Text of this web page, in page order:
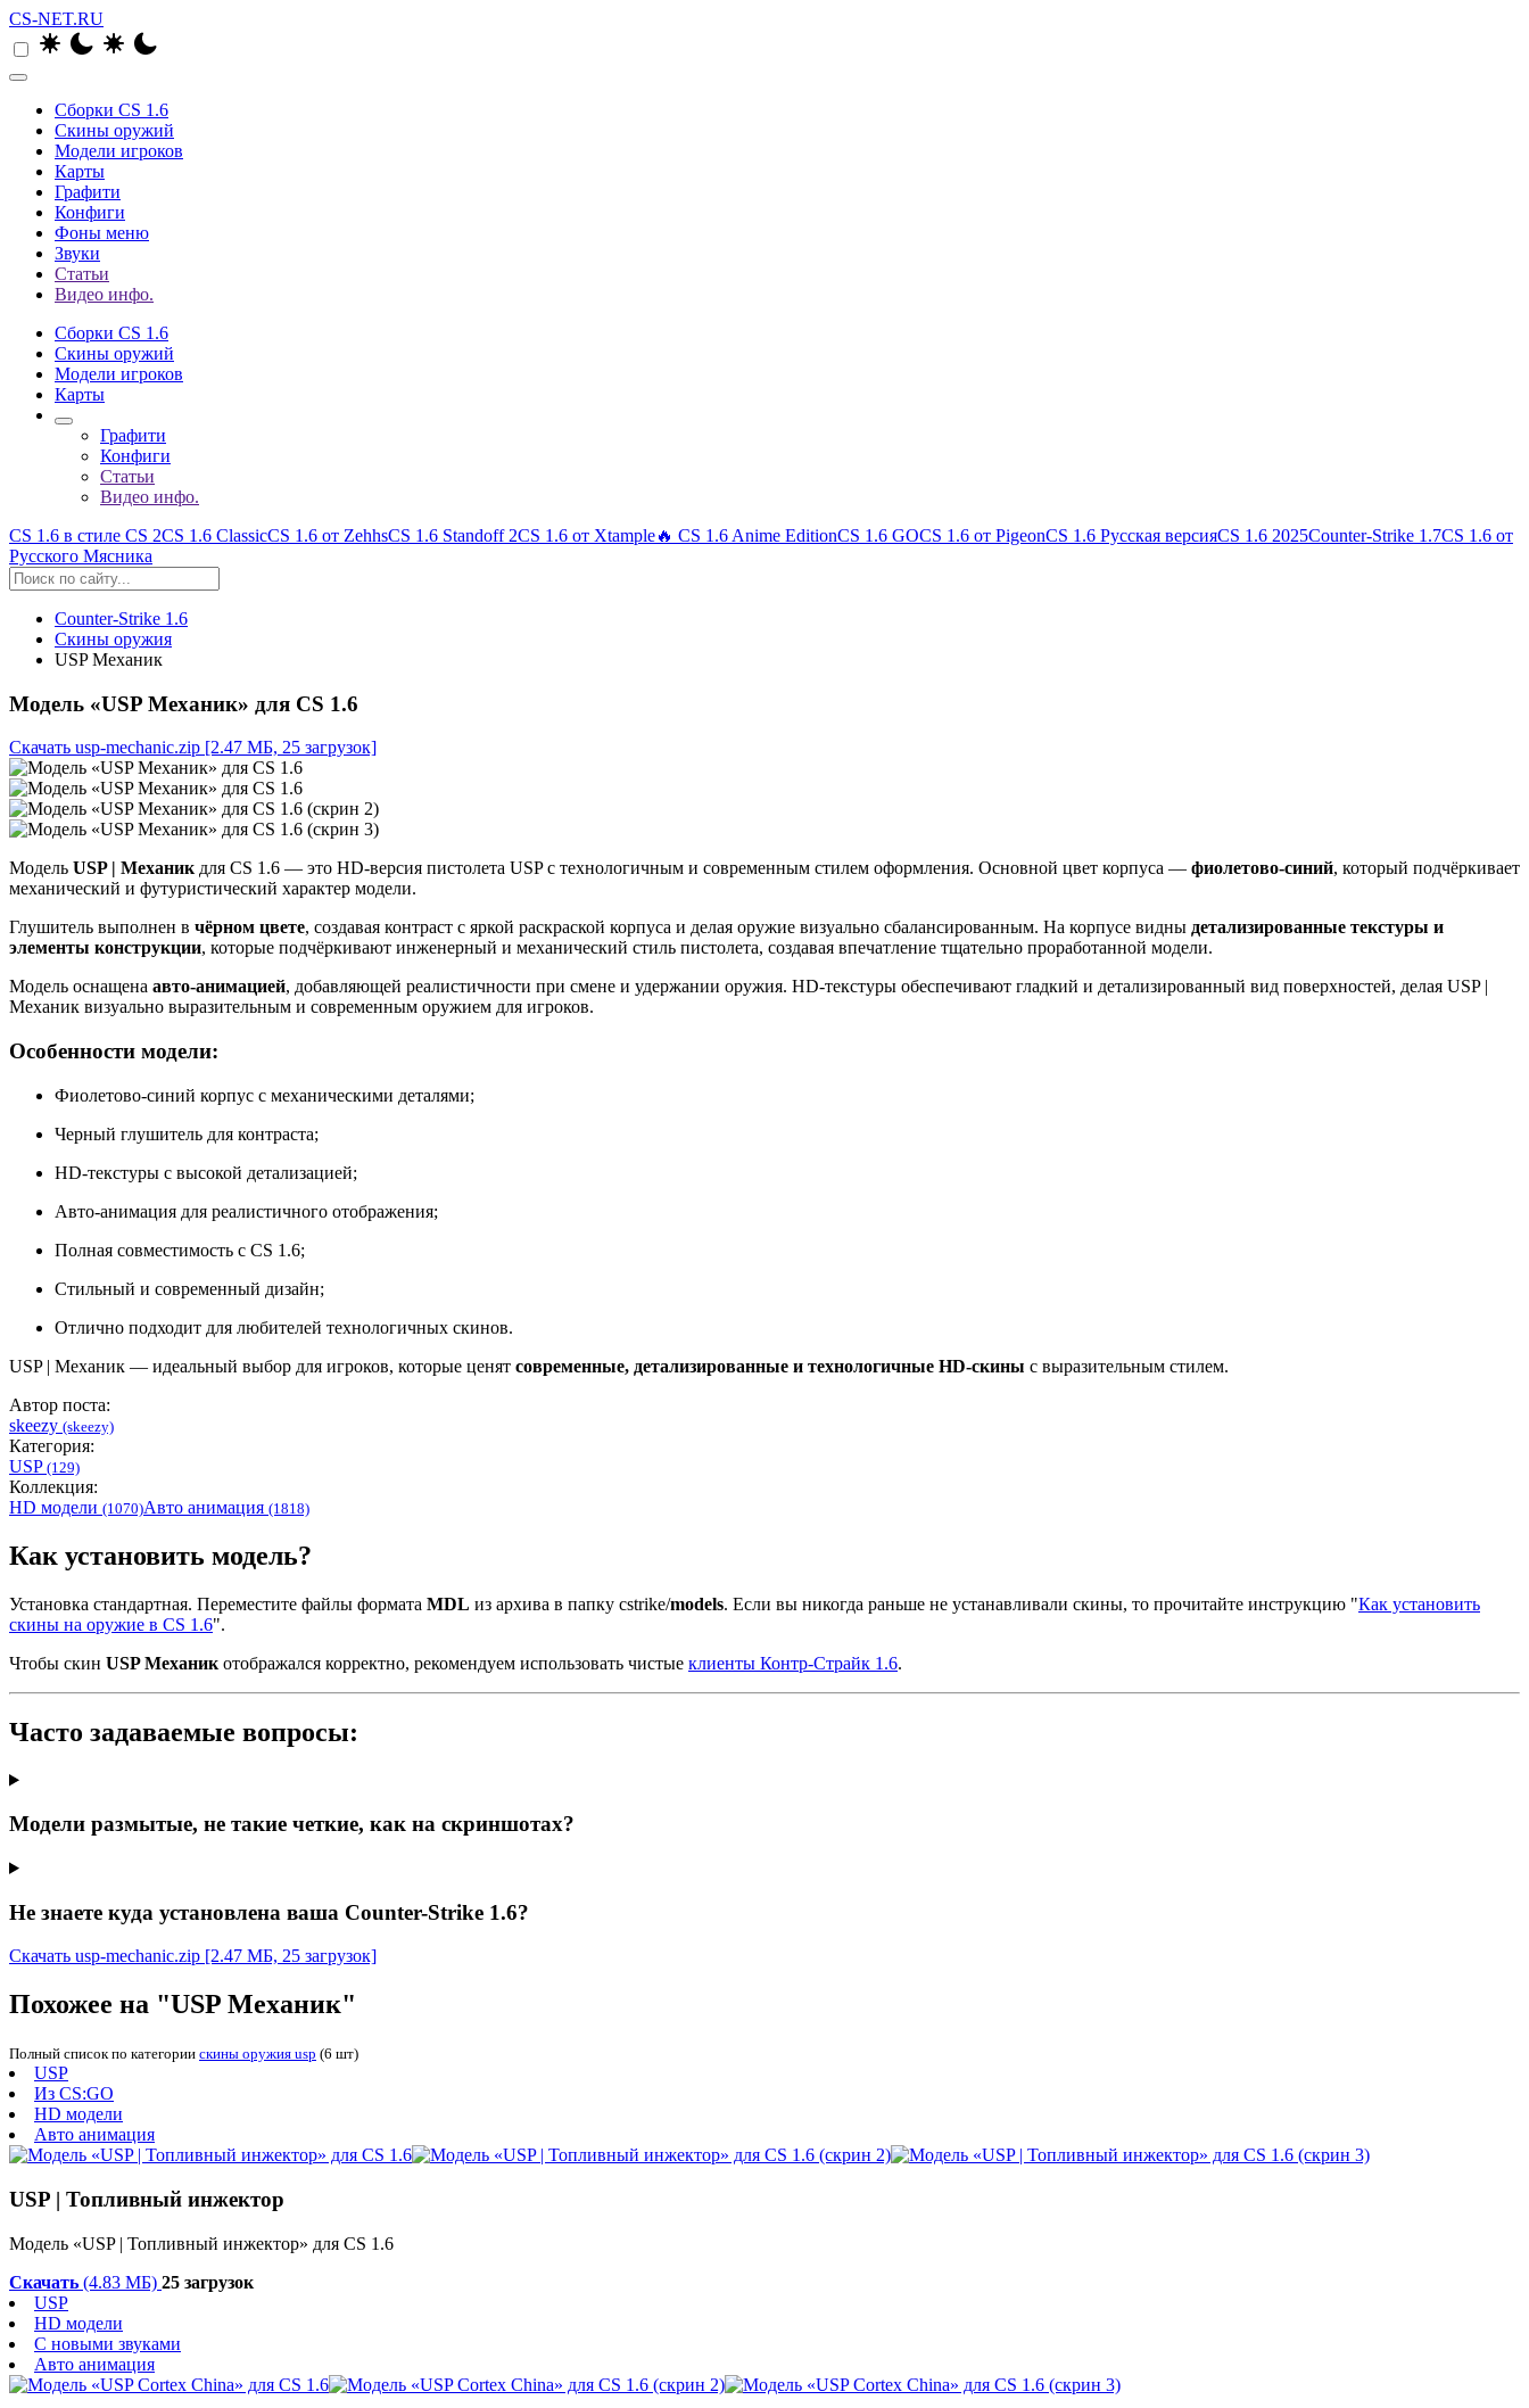
CS-NET.RU
Сборки CS 1.6
Скины оружий
Модели игроков
Карты
Графити
Конфиги
Фоны меню
Звуки
Статьи
Видео инфо.
Сборки CS 1.6
Скины оружий
Модели игроков
Карты
Графити
Конфиги
Статьи
Видео инфо.
CS 1.6 в стиле CS 2CS 1.6 ClassicCS 1.6 от ZehhsCS 1.6 Standoff 2CS 1.6 от Xtample🔥 CS 1.6 Anime EditionCS 1.6 GOCS 1.6 от PigeonCS 1.6 Русская версияCS 1.6 2025Counter-Strike 1.7CS 1.6 от
Русского Мясника
Counter-Strike 1.6
Скины оружия
USP Механик
Модель «USP Механик» для CS 1.6
Скачать usp-mechanic.zip [2.47 МБ, 25 загрузок]
Модель USP | Механикдля CS 1.6 — это HD-версия пистолета USP с технологичным и современным стилем оформления. Основной цвет корпуса — фиолетово-синий, который подчёркивает
механический и футуристический характер модели.
Глушитель выполнен в чёрном цвете, создавая контраст с яркой раскраской корпуса и делая оружие визуально сбалансированным. На корпусе видны детализированные текстуры и
элементы конструкции, которые подчёркивают инженерный и механический стиль пистолета, создавая впечатление тщательно проработанной модели.
Модель оснащена авто-анимацией, добавляющей реалистичности при смене и удержании оружия. HD-текстуры обеспечивают гладкий и детализированный вид поверхностей, делая USP |
Механик визуально выразительным и современным оружием для игроков.
Особенности модели:
Фиолетово-синий корпус с механическими деталями;
Черный глушитель для контраста;
HD-текстуры с высокой детализацией;
Авто-анимация для реалистичного отображения;
Полная совместимость с CS 1.6;
Стильный и современный дизайн;
Отлично подходит для любителей технологичных скинов.
USP | Механик — идеальный выбор для игроков, которые ценят современные, детализированные и технологичные HD-скины с выразительным стилем.
Автор поста:
skeezy (skeezy)
Категория:
USP (129)
Коллекция:
HD модели (1070)Авто анимация (1818)
Как установить модель?
Установка стандартная. Переместите файлы формата MDL из архива в папку cstrike/models. Если вы никогда раньше не устанавливали скины, то прочитайте инструкцию "Как установить
скины на оружие в CS 1.6".
Чтобы скин USP Механик отображался корректно, рекомендуем использовать чистые клиенты Контр-Страйк 1.6.
Часто задаваемые вопросы:
Модели размытые, не такие четкие, как на скриншотах?
Не знаете куда установлена ваша Counter-Strike 1.6?
Скачать usp-mechanic.zip [2.47 МБ, 25 загрузок]
Похожее на "USP Механик"
Полный список по категории скины оружия usp (6 шт)
USP
Из CS:GO
HD модели
Авто анимация
USP | Топливный инжектор
Модель «USP | Топливный инжектор» для CS 1.6
Скачать (4.83 МБ) 25 загрузок
USP
HD модели
С новыми звуками
Авто анимация